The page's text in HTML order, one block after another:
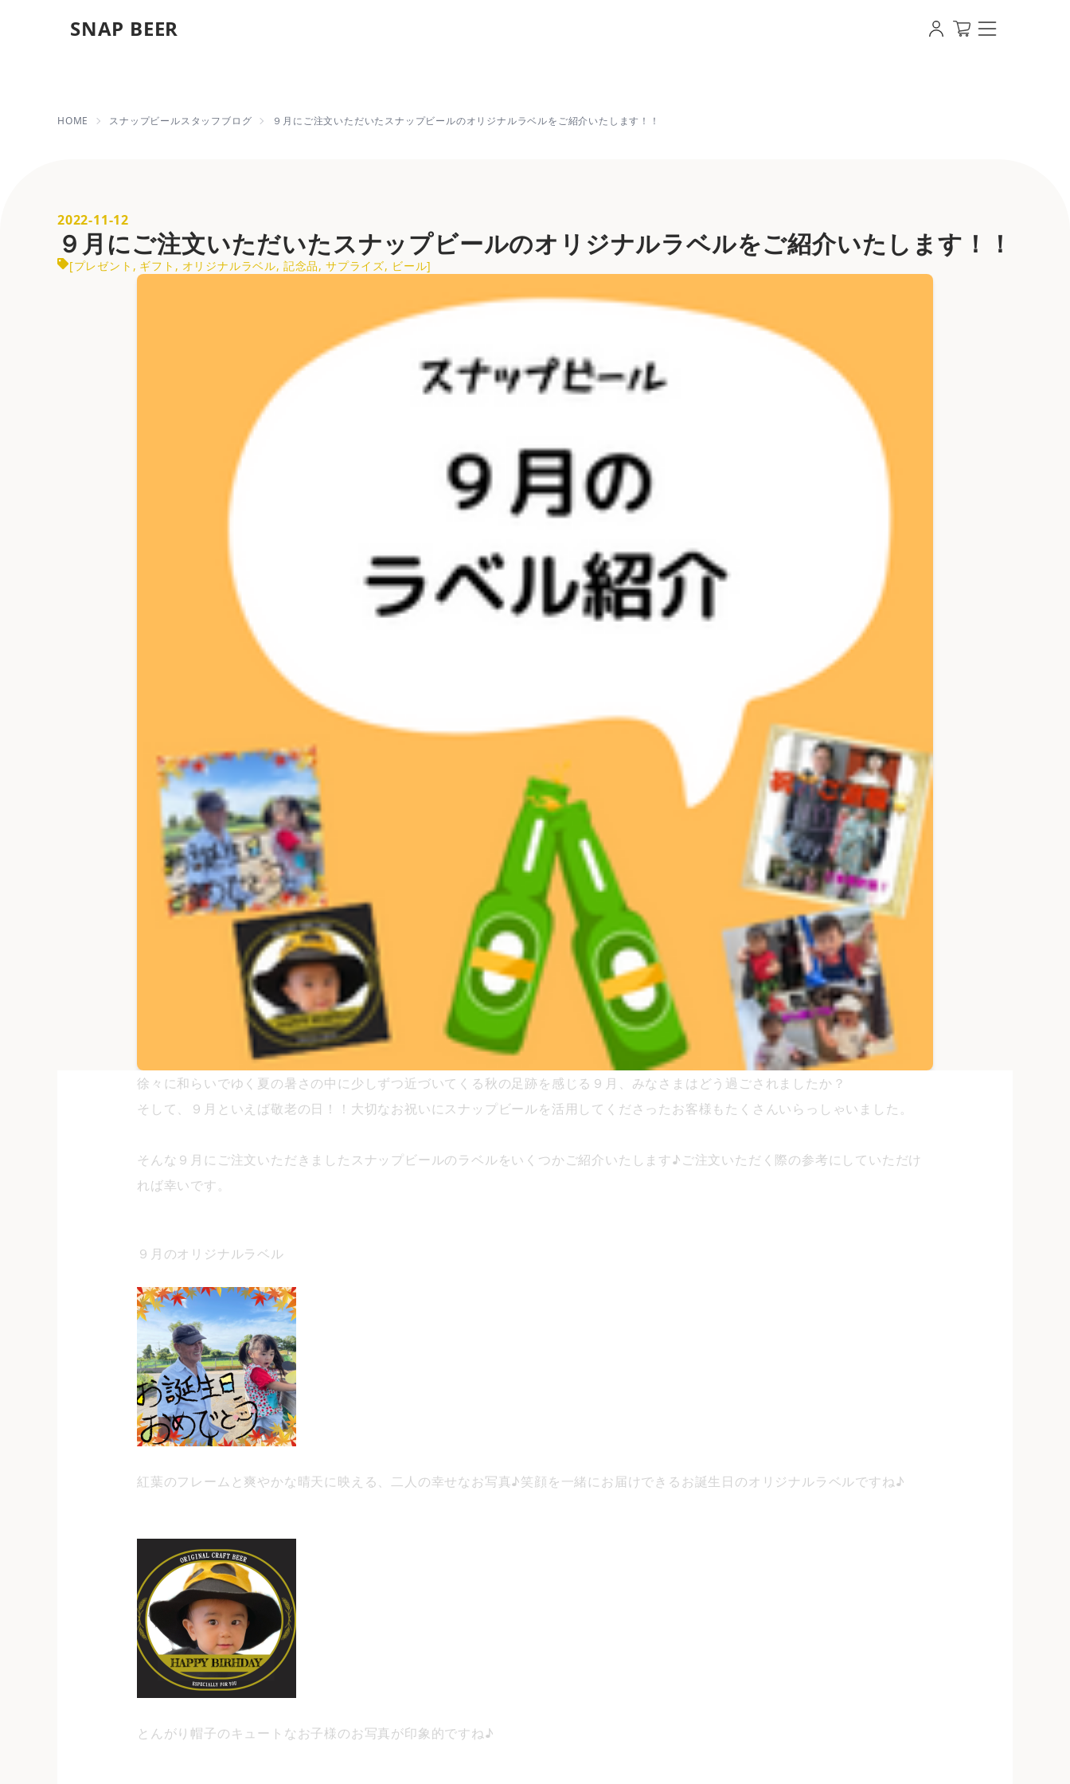
SNAP BEER ９月にご注文いただいたスナップビールのオリジナルラベルをご紹介いたします！！ | 【即日発送OK】写真・名入れオリジナルラベル・ビール・
HOME スナップビールスタッフブログ ９月にご注文いただいたスナップビールのオリジナルラベルをご紹介いたします！！
2022-11-12
９月にご注文いただいたスナップビールのオリジナルラベルをご紹介いたします！！
[プレゼント , ギフト , オリジナルラベル, 記念品, サプライズ, ビール]
徐々に和らいでゆく夏の暑さの中に少しずつ近づいてくる秋の足跡を感じる９月、みなさまはどう過ごされましたか？
そして、９月といえば敬老の日！！大切なお祝いにスナップビールを活用してくださったお客様もたくさんいらっしゃいました。
そんな９月にご注文いただきましたスナップビールのラベルをいくつかご紹介いたします♪ご注文いただく際の参考にしていただけ
れば幸いです。
９月のオリジナルラベル
紅葉のフレームと爽やかな晴天に映える、二人の幸せなお写真♪笑顔を一緒にお届けできるお誕生日のオリジナルラベルですね♪
とんがり帽子のキュートなお子様のお写真が印象的ですね♪